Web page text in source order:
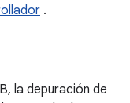
.
la depuración de